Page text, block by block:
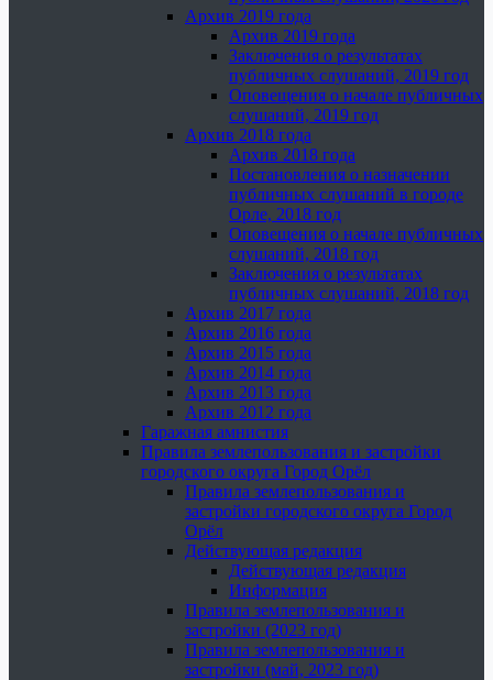
Архив 2019 года
Архив 2019 года
Заключения о результатах
публичных слушаний, 2019 год
Оповещения о начале публичных
слушаний, 2019 год
Архив 2018 года
Архив 2018 года
Постановления о назначении
публичных слушаний в городе
Орле, 2018 год
Оповещения о начале публичных
слушаний, 2018 год
Заключения о результатах
публичных слушаний, 2018 год
Архив 2017 года
Архив 2016 года
Архив 2015 года
Архив 2014 года
Архив 2013 года
Архив 2012 года
Гаражная амнистия
Правила землепользования и застройки
городского округа Город Орёл
Правила землепользования и
застройки городского округа Город
Орёл
Действующая редакция
Действующая редакция
Информация
Правила землепользования и
застройки (2023 год)
Правила землепользования и
застройки (май, 2023 год)